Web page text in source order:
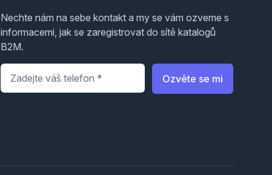
Nechte nám na sebe kontakt a my se vám ozveme s
informacemi, jak se zaregistrovat do sítě katalogů
B2M.
Telefon
Ozvěte se mi